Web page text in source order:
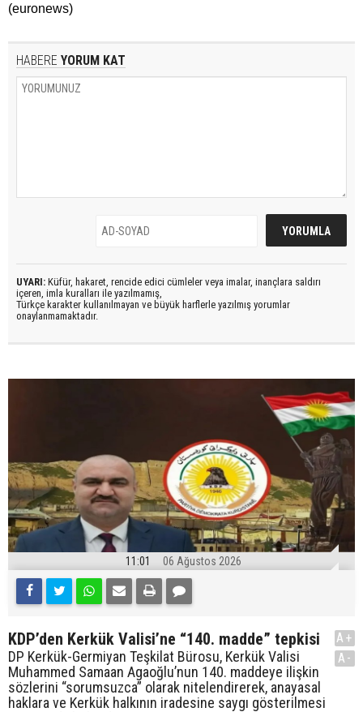
(euronews)
HABERE YORUM KAT
UYARI: Küfür, hakaret, rencide edici cümleler veya imalar, inançlara saldırı
içeren, imla kuralları ile yazılmamış,
Türkçe karakter kullanılmayan ve büyük harflerle yazılmış yorumlar
onaylanmamaktadır.
11:01 06 Ağustos 2026
KDP’den Kerkük Valisi’ne “140. madde” tepkisi
DP Kerkük-Germiyan Teşkilat Bürosu, Kerkük Valisi
Muhammed Samaan Agaoğlu’nun 140. maddeye ilişkin
sözlerini “sorumsuzca” olarak nitelendirerek, anayasal
haklara ve Kerkük halkının iradesine saygı gösterilmesi
A+
A-